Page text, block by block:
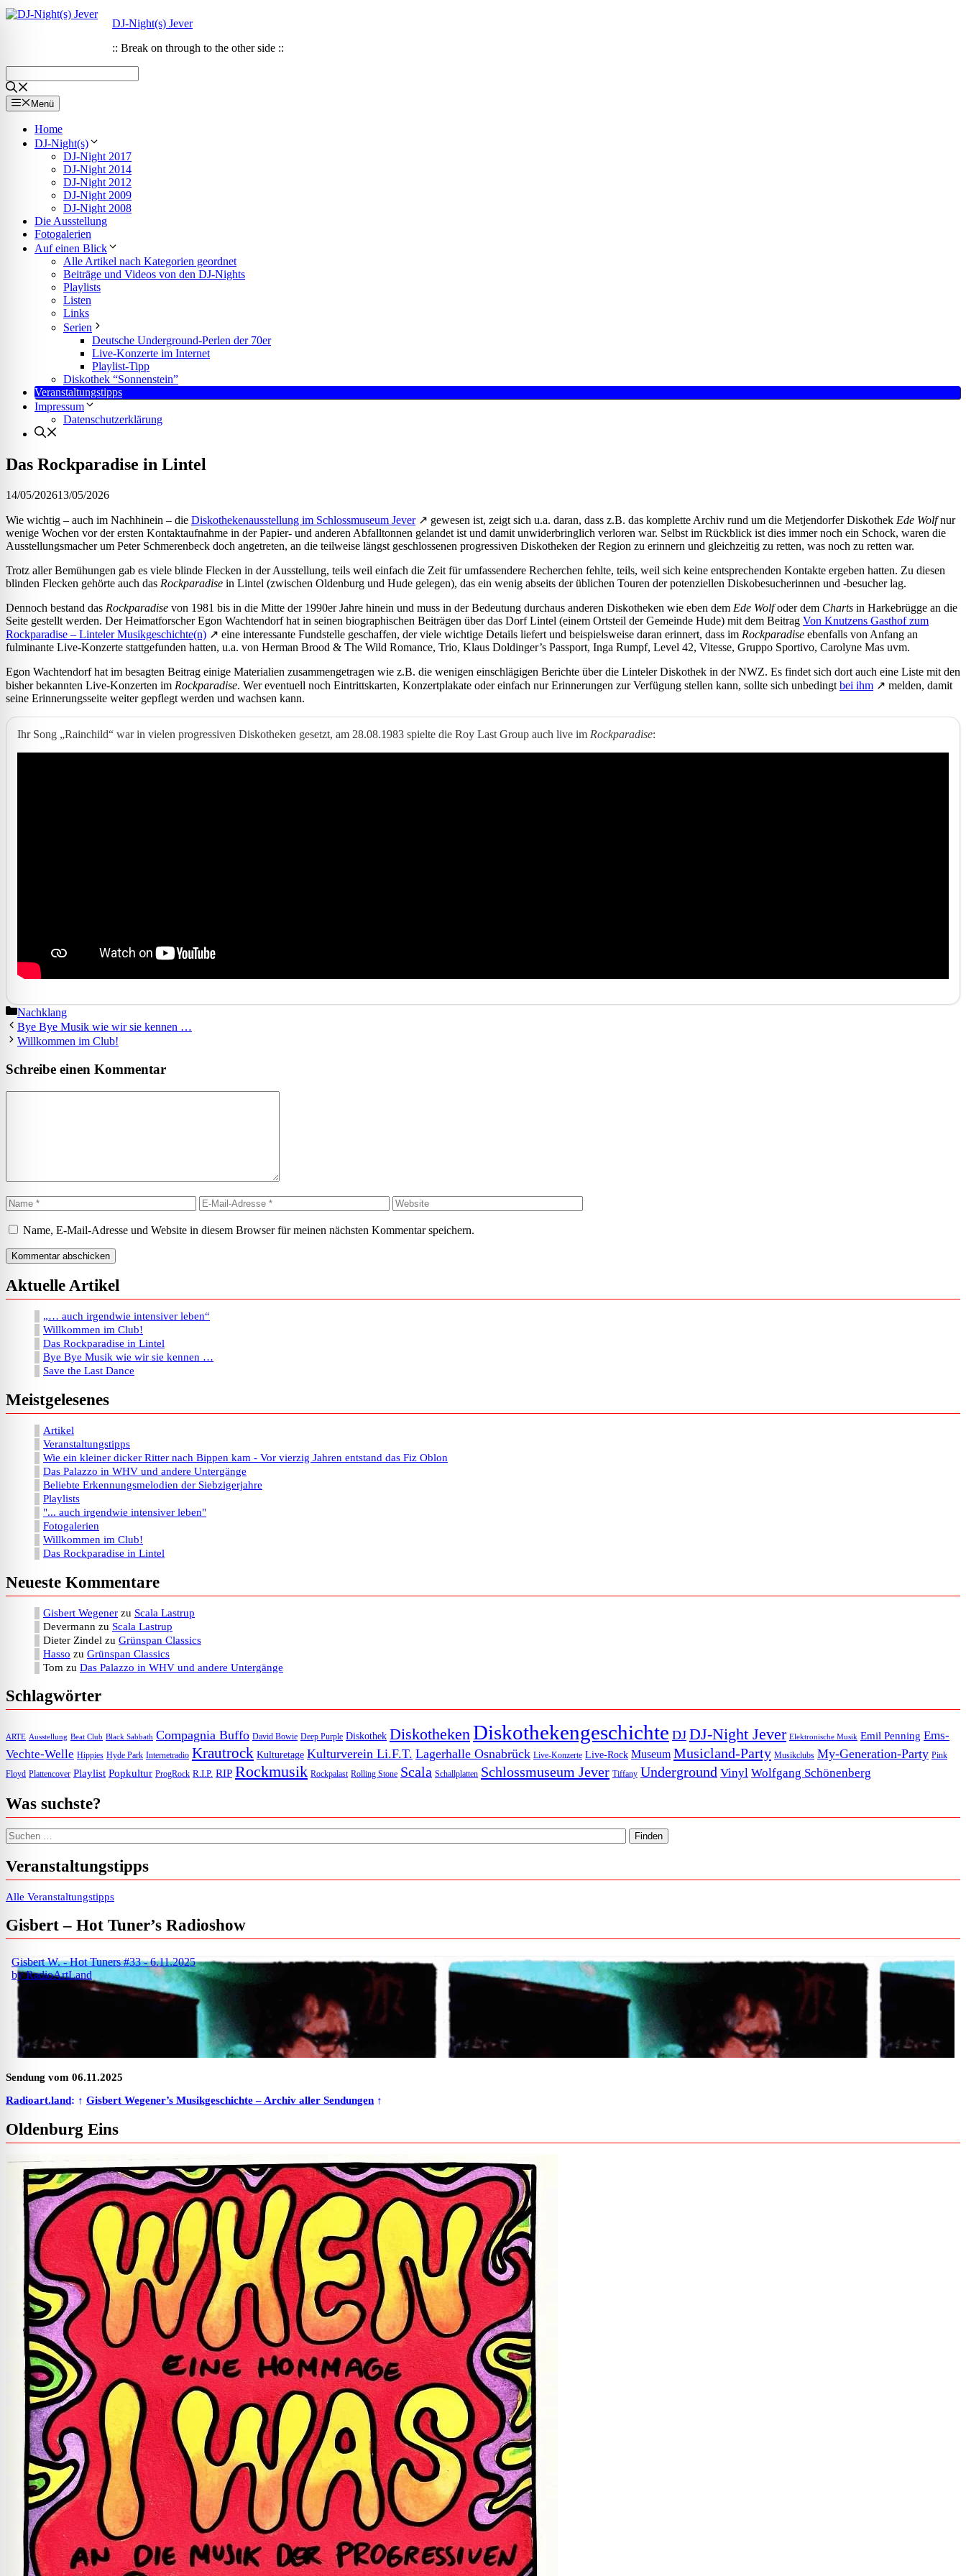
Zum
Zum
DJ-Night(s) Jever
:: Break on through to the other side ::
Menü
Home
DJ-Night(s)
DJ-Night 2017
DJ-Night 2014
DJ-Night 2012
DJ-Night 2009
DJ-Night 2008
Die Ausstellung
Fotogalerien
Auf einen Blick
Alle Artikel nach Kategorien geordnet
Beiträge und Videos von den DJ-Nights
Playlists
Listen
Links
Serien
Deutsche Underground-Perlen der 70er
Live-Konzerte im Internet
Playlist-Tipp
Diskothek “Sonnenstein”
Veranstaltungstipps
Impressum
Datenschutzerklärung
Das Rockparadise in Lintel
14/05/202613/05/2026
Wie wichtig – auch im Nachhinein – die Diskothekenausstellung im Schlossmuseum Jever↗ gewesen ist, zeigt sich u.a. daran, dass z.B. das komplette Archiv rund um die Metjendorfer Diskothek Ede Wolfnur
wenige Wochen vor der ersten Kontaktaufnahme in der Papier- und anderen Abfalltonnen gelandet ist und damit unwiderbringlich verloren war. Selbst im Rückblick ist dies immer noch ein Schock, waren die
Ausstellungsmacher um Peter Schmerenbeck doch angetreten, an die teilweise längst geschlossenen progressiven Diskotheken der Region zu erinnern und gleichzeitig zu retten, was noch zu retten war.
Trotz aller Bemühungen gab es viele blinde Flecken in der Ausstellung, teils weil einfach die Zeit für umfassendere Recherchen fehlte, teils, weil sich keine entsprechenden Kontakte ergeben hatten. Zu diesen
blinden Flecken gehörte auch das Rockparadise in Lintel (zwischen Oldenburg und Hude gelegen), das ein wenig abseits der üblichen Touren der potenziellen Diskobesucherinnen und -besucher lag.
Dennoch bestand das Rockparadise von 1981 bis in die Mitte der 1990er Jahre hinein und muss in der Bedeutung durchaus anderen Diskotheken wie eben dem Ede Wolfoder dem Charts in Harkebrügge an die
Seite gestellt werden. Der Heimatforscher Egon Wachtendorf hat in seinen biographischen Beiträgen über das Dorf Lintel (einem Ortsteil der Gemeinde Hude) mit dem Beitrag Von Knutzens Gasthof zum
Rockparadise – Linteler Musikgeschichte(n) ↗ eine interessante Fundstelle geschaffen, der viele wichtige Details liefert und beispielsweise daran erinnert, dass im Rockparadise ebenfalls von Anfang an
fulminante Live-Konzerte stattgefunden hatten, u.a. von Herman Brood & The Wild Romance, Trio, Klaus Doldinger’s Passport, Inga Rumpf, Level 42, Vitesse, Gruppo Sportivo, Carolyne Mas uvm.
Egon Wachtendorf hat im besagten Beitrag einige Materialien zusammengetragen wie z.B. die wenigen einschlägigen Berichte über die Linteler Diskothek in der NWZ. Es findet sich dort auch eine Liste mit den
bisher bekannten Live-Konzerten im Rockparadise. Wer eventuell noch Eintrittskarten, Konzertplakate oder einfach nur Erinnerungen zur Verfügung stellen kann, sollte sich unbedingt bei ihm ↗ melden, damit
seine Erinnerungsseite weiter gepflegt werden und wachsen kann.
Ihr Song „Rainchild“ war in vielen progressiven Diskotheken gesetzt, am 28.08.1983 spielte die Roy Last Group auch live im Rockparadise:
Kategorien
Nachklang
Bye Bye Musik wie wir sie kennen …
Willkommen im Club!
Schreibe einen Kommentar
Name
E-
Mail-
Adresse
Website
Name, E-Mail-Adresse und Website in diesem Browser für meinen nächsten Kommentar speichern.
Aktuelle Artikel
„… auch irgendwie intensiver leben“
Willkommen im Club!
Das Rockparadise in Lintel
Bye Bye Musik wie wir sie kennen …
Save the Last Dance
Meistgelesenes
Artikel
Veranstaltungstipps
Wie ein kleiner dicker Ritter nach Bippen kam - Vor vierzig Jahren entstand das Fiz Oblon
Das Palazzo in WHV und andere Untergänge
Beliebte Erkennungsmelodien der Siebzigerjahre
Playlists
"... auch irgendwie intensiver leben"
Fotogalerien
Willkommen im Club!
Das Rockparadise in Lintel
Neueste Kommentare
Gisbert Wegener zu Scala Lastrup
Devermann zu Scala Lastrup
Dieter Zindel zu Grünspan Classics
Hasso zu Grünspan Classics
Tom zu Das Palazzo in WHV und andere Untergänge
Schlagwörter
ARTE Ausstellung Beat Club Black Sabbath Compagnia Buffo David Bowie Deep Purple Diskothek DiskothekenDiskothekengeschichte DJ DJ-Night Jever Elektronische Musik Emil Penning Ems-
Vechte-Welle Hippies Hyde Park Internetradio Krautrock Kulturetage Kulturverein Li.F.T. Lagerhalle Osnabrück Live-Konzerte Live-Rock Museum Musicland-Party Musikclubs My-Generation-Party Pink
Floyd Plattencover Playlist Popkultur ProgRock R.I.P. RIP Rockmusik Rockpalast Rolling Stone Scala Schallplatten Schlossmuseum Jever Tiffany Underground Vinyl Wolfgang Schönenberg
Was suchste?
Suchen nach:
Veranstaltungstipps
Alle Veranstaltungstipps
Gisbert – Hot Tuner’s Radioshow
Sendung vom 06.11.2025
Radioart.land: ↑ Gisbert Wegener’s Musikgeschichte – Archiv aller Sendungen ↑
Oldenburg Eins
Anfallsicherheit
freundlicher Modus
sicherer Modus